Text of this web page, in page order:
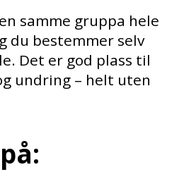
samme gruppa hele
du bestemmer selv
Det er god plass til
undring – helt uten